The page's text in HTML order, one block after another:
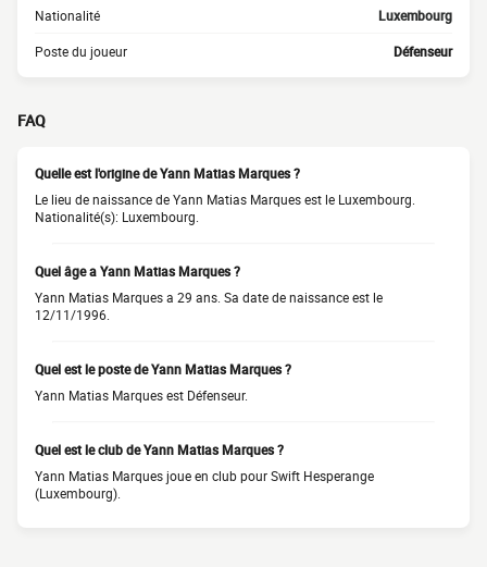
Nationalité Luxembourg
Poste du joueur Défenseur
FAQ
Quelle est l'origine de Yann Matias Marques ?
Le lieu de naissance de Yann Matias Marques est le Luxembourg.
Nationalité(s): Luxembourg.
Quel âge a Yann Matias Marques ?
Yann Matias Marques a 29 ans. Sa date de naissance est le
12/11/1996.
Quel est le poste de Yann Matias Marques ?
Yann Matias Marques est Défenseur.
Quel est le club de Yann Matias Marques ?
Yann Matias Marques joue en club pour Swift Hesperange
(Luxembourg).